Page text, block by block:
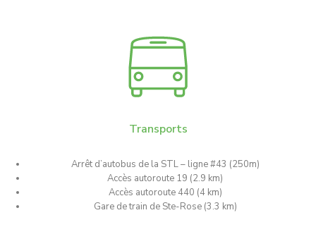
Transports
Arrêt d’autobus de la STL – ligne #43 (250m)
Accès autoroute 19 (2.9 km)
Accès autoroute 440 (4 km)
Gare de train de Ste-Rose (3.3 km)